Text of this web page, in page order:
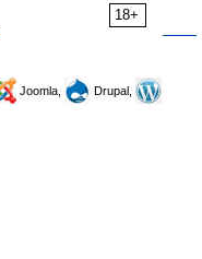
18+
Joomla,
Drupal,